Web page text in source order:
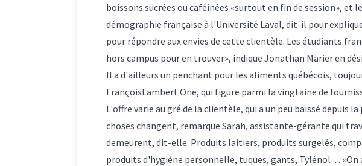
boissons sucrées ou caféinées «surtout en fin de session»,
démographie française à l'Université Laval, dit-il pour
pour répondre aux envies de cette clientèle. Les étudiants
hors campus pour en trouver», indique Jonathan Marier en
Il a d'ailleurs un penchant pour les aliments québécois,
FrançoisLambert.One, qui figure parmi la vingtaine de
L'offre varie au gré de la clientèle, qui a un peu baissé depuis
choses changent, remarque Sarah, assistante-gérante qui
demeurent, dit-elle. Produits laitiers, produits surgelés,
produits d'hygiène personnelle, tuques, gants, Tylénol…